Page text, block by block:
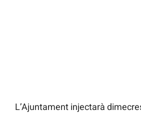
L’Ajuntament injectarà